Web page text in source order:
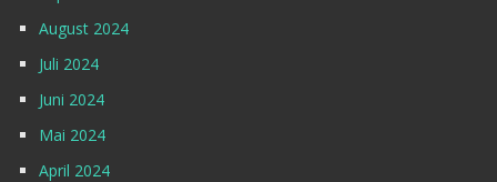
August 2024
Juli 2024
Juni 2024
Mai 2024
April 2024